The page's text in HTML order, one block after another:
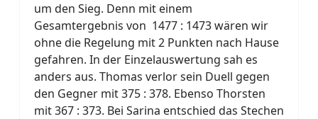
um den Sieg. Denn mit einem
Gesamtergebnis von 1477 : 1473 wären wir
ohne die Regelung mit 2 Punkten nach Hause
gefahren. In der Einzelauswertung sah es
anders aus. Thomas verlor sein Duell gegen
den Gegner mit 375 : 378. Ebenso Thorsten
mit 367 : 373. Bei Sarina entschied das Stechen